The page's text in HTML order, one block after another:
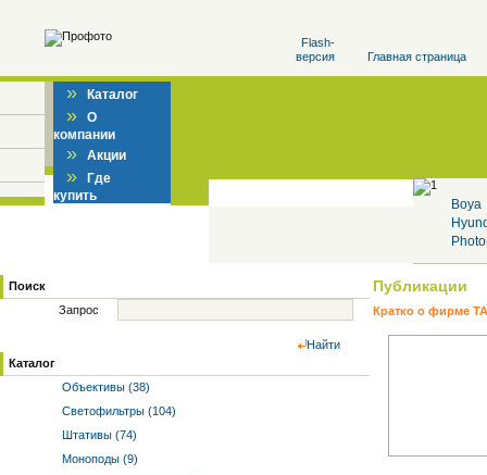
Flash-
версия
Главная страница
» Каталог
» О
компании
» Акции
» Где
купить
Boya
Поиск
Запрос
Найти
Каталог
Объективы (38)
Светофильтры (104)
Штативы (74)
Моноподы (9)
Публикации
Кратко о фирме